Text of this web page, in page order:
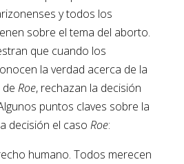
y todos los
sobre el tema del aborto.
que cuando los
la verdad acerca de la
Roe, rechazan la decisión
puntos claves sobre la
decisión el caso Roe:
humano. Todos merecen